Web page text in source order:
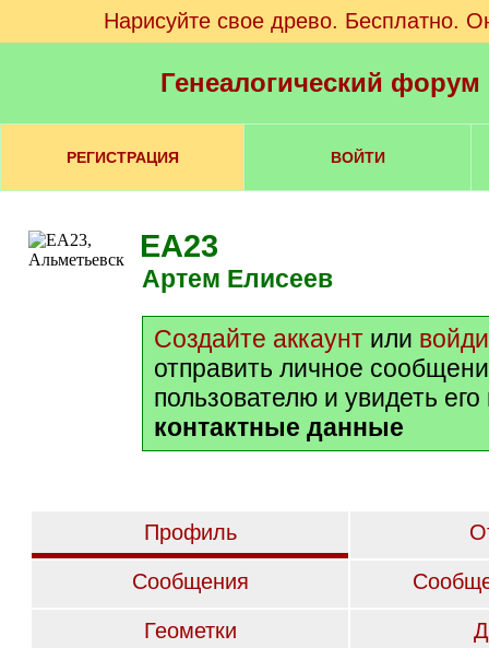
Нарисуйте свое древо. Бесплатно.
Генеалогический
РЕГИСТРАЦИЯ ВОЙТИ
EA23
Артем Елисеев
Создайте аккаунт или
отправить личное
пользователю и увидеть
контактные данные
Профиль
Сообщения
Геометки